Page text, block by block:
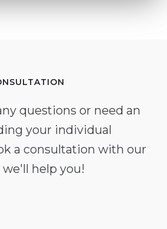
questions or need an
your individual
a consultation with our
help you!